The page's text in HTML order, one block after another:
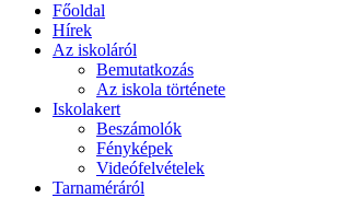
Főoldal
Hírek
Az iskoláról
Bemutatkozás
Az iskola története
Iskolakert
Beszámolók
Fényképek
Videófelvételek
Tarnaméráról